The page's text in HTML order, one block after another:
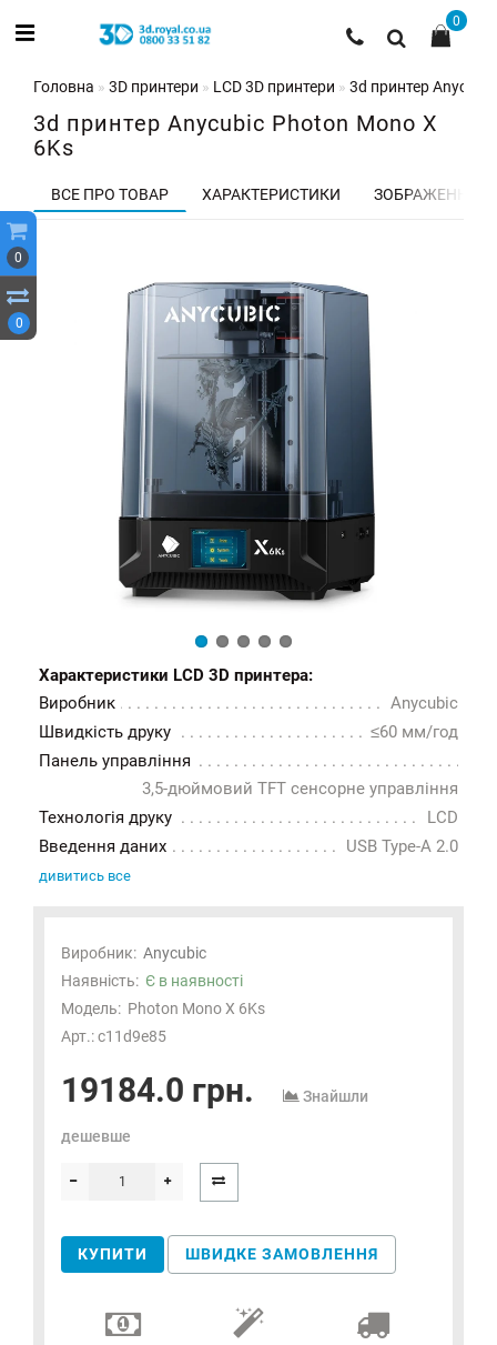
0
0
0
Головна 3D принтери LCD 3D принтери 3d принтер
3d принтер Anycubic Photon Mono X
6Ks
ВСЕ ПРО ТОВАР ХАРАКТЕРИСТИКИ ЗОБРАЖЕННЯ
Характеристики LCD 3D принтера:
Виробник
Anycubic
Швидкість друку
≤60 мм/год
Панель управління
3,5-дюймовий TFT сенсорне управління
Технологія друку
LCD
Введення даних
USB Type-A 2.0
дивитись все
Виробник: Anycubic
Наявність: Є в наявності
Модель: Photon Mono X 6Ks
Арт.: c11d9e85
19184.0 грн. Знайшли
дешевше
КУПИТИ ШВИДКЕ ЗАМОВЛЕННЯ